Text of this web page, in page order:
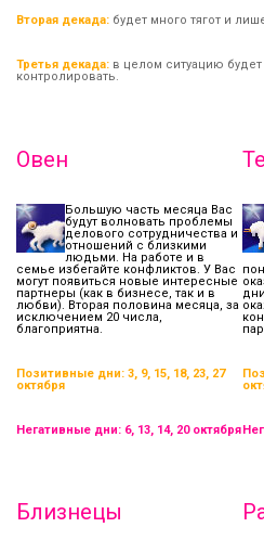
Вторая декада: будет много тягот и
Третья декада: в целом ситуацию
контролировать.
Овен
Большую часть месяца Вас
будут волновать проблемы
делового сотрудничества и
отношений с близкими
людьми. На работе и в
семье избегайте конфликтов. У Вас
могут появиться новые интересные
партнеры (как в бизнесе, так и в
любви). Вторая половина месяца, за
исключением 20 числа,
благоприятна.
Позитивные дни: 3, 9, 15, 18, 23, 27
октября
Негативные дни: 6, 13, 14, 20 октября
Близнецы